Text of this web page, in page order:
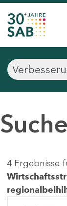
Suche
4 Ergebnisse